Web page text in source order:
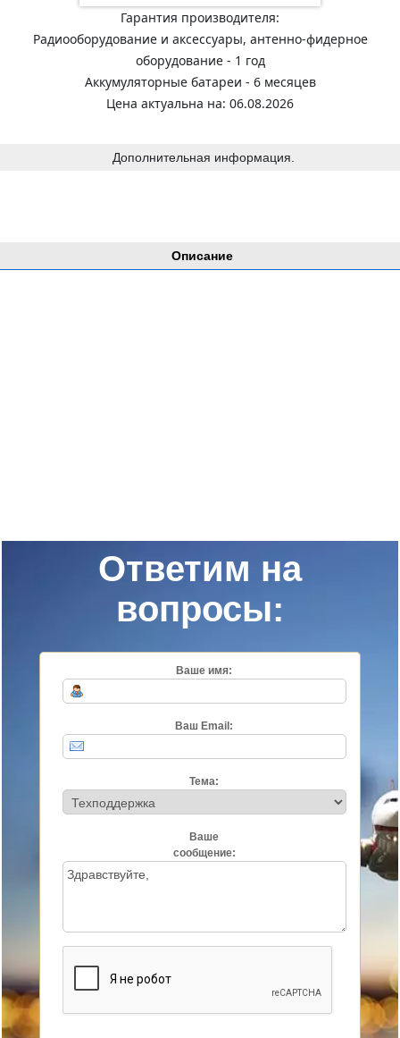
Описание
Гарантия производителя:
Радиооборудование и аксессуары, антенно-фидерное
оборудование - 1 год
Аккумуляторные батареи - 6 месяцев
Цена актуальна на: 06.08.2026
Дополнительная информация.
Ответим на
вопросы:
Ваше имя:
Ваш Email:
Тема:
Ваше
сообщение: